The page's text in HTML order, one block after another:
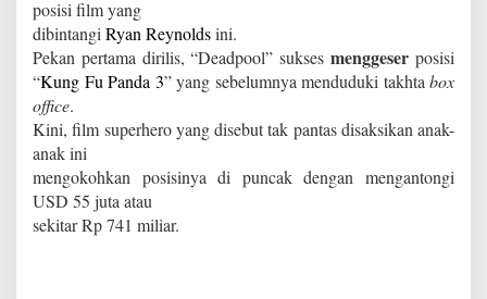
posisi film yang
dibintangi Ryan Reynoldsini.
Pekan pertama dirilis, “Deadpool” suksesmenggeser posisi
“Kung Fu Panda 3” yang sebelumnya menduduki takhta box
office.
Kini, film superhero yang disebut tak pantas disaksikan anak-
anak ini
mengokohkan posisinya di puncak dengan mengantongi
USD 55 juta atau
sekitar Rp 741 miliar.